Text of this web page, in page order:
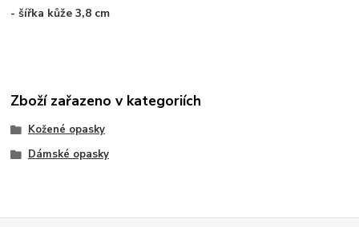
- šířka kůže 3,8 cm
Zboží zařazeno v kategoriích
Kožené opasky
Dámské opasky